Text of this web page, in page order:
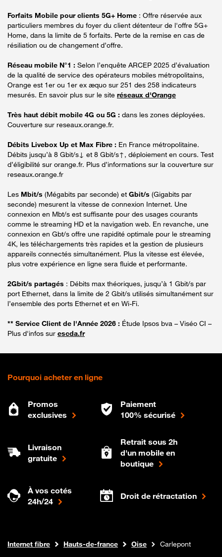
Forfaits Mobile pour clients 5G+ Home : Offre réservée aux
particuliers membres du foyer du client détenteur de l'offre 5G+
Home, dans la limite de 5 forfaits. Perte de la remise en cas de
résiliation ou de changement d’offre.
Réseau mobile N°1 : Selon l’enquête ARCEP 2025 d’évaluation
de la qualité de service des opérateurs mobiles métropolitains,
Orange est 1er ou 1er ex æquo sur 251 des 258 indicateurs
mesurés. En savoir plus sur le site réseaux d'Orange
Très haut débit mobile 4G ou 5G : dans les zones déployées.
Couverture sur reseaux.orange.fr.
Débits Livebox Up et Max Fibre : En France métropolitaine.
Débits jusqu’à 8 Gbit/s↓ et 8 Gbit/s↑, déploiement en cours. Test
d’éligibilité sur orange.fr. Plus d’informations sur la couverture sur
reseaux.orange.fr
Les Mbit/s (Mégabits par seconde) et Gbit/s (Gigabits par
seconde) mesurent la vitesse de connexion Internet. Une
connexion en Mbt/s est suffisante pour des usages courants
comme le streaming HD et la navigation web. En revanche, une
connexion en Gbt/s offre une rapidité optimale pour le streaming
4K, les téléchargements très rapides et la gestion de plusieurs
appareils connectés simultanément. Plus la vitesse est élevée,
plus votre expérience en ligne sera fluide et performante.
2Gbit/s partagés : Débits max théoriques, jusqu’à 1 Gbit/s par
port Ethernet, dans la limite de 2 Gbit/s utilisés simultanément sur
l’ensemble des ports Ethernet et en Wi-Fi.
** Service Client de l'Année 2026 : Étude Ipsos bva – Viséo CI –
Plus d'infos sur escda.fr
Pourquoi acheter en ligne
Promos
exclusives
Paiement
100% sécurisé
Livraison
gratuite
Retrait sous 2h
d'un mobile en
boutique
À vos cotés
24h/24
Droit de rétractation
Boutique Orange
Internet fibre Hauts-de-france Oise Carlepont